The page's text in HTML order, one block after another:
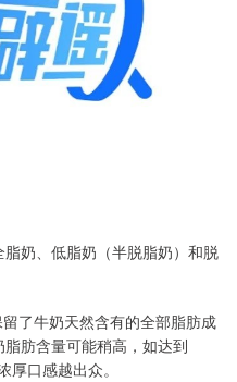
奶、低脂奶（半脱脂奶）和脱
了牛奶天然含有的全部脂肪成
肪含量可能稍高，如达到
口感越出众。